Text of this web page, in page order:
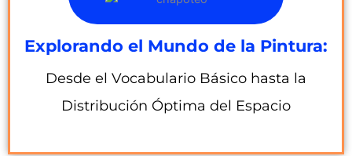
Explorando el Mundo de la Pintura:
Desde el Vocabulario Básico hasta la
Distribución Óptima del Espacio